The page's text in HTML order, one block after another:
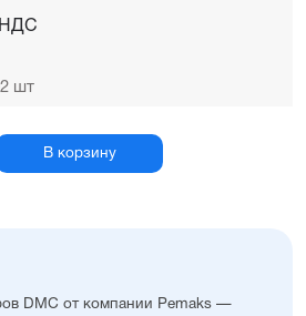
шт
В корзину
DMC от компании Pemaks —